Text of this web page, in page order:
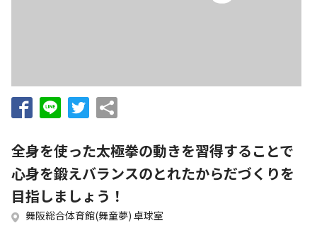
浜松スポーツ協会に関する
053-411-8686
メールフォームでのお問い合わせ
全身を使った太極拳の動きを習得することで
心身を鍛えバランスのとれたからだづくりを
目指しましょう！
舞阪総合体育館(舞童夢) 卓球室